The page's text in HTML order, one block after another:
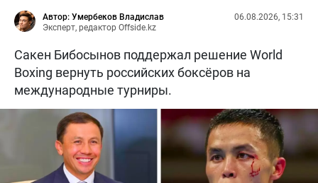
Автор: Умербеков Владислав
Эксперт, редактор Offside.kz
06.08.2026, 15:31
Сакен Бибосынов поддержал решение World
Boxing вернуть российских боксёров на
международные турниры.